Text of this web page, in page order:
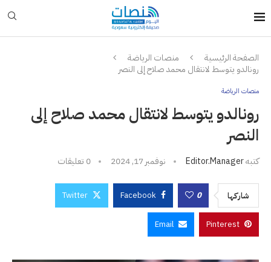
الصفحة الرئيسية
منصات الرياضة
رونالدو يتوسط لانتقال محمد صلاح إلى النصر
منصات الرياضة
رونالدو يتوسط لانتقال محمد صلاح إلى
النصر
كتبهEditor.manager نوفمبر 17, 2024 0 تعليقات
شاركها 0
Facebook
Twitter
Pinterest
Email